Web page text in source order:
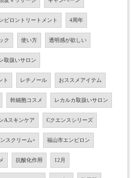
ビロントリートメント 4周年
ク 使い方 透明感が欲しい
取扱いサロン
ト レチノール おススメアイテム
幹細胞コスメ レカルカ取扱いサロン
Aスキンケア Cクエンスシリーズ
スクリーム+ 福山市エンビロン
抗酸化作用 12月